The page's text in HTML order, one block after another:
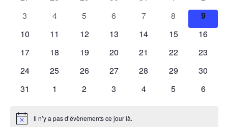
de
vues
date.
Évènements
évènements
0
3
0
4
0
5
0
6
0
7
0
évènements
8
0
9
0
10
0
11
0
12
0
13
0
14
0
15
0
16
0
17
0
18
0
19
0
20
0
21
0
22
0
23
0
24
0
25
0
26
0
27
0
28
0
29
0
30
0
31
0
1
0
2
0
3
0
4
0
5
0
6
Notice Il n’y a pas d’évènements ce jour là.